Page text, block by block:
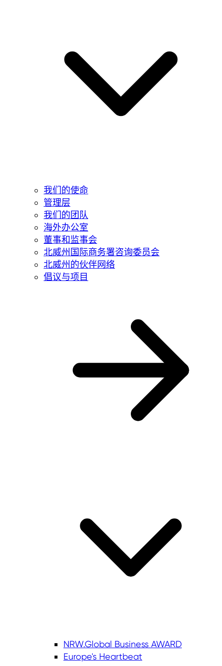
我们的使命
管理层
我们的团队
海外办公室
董事和监事会
北威州国际商务署咨询委员会
北威州的伙伴网络
倡议与项目
NRW.Global Business AWARD
Europe's Heartbeat